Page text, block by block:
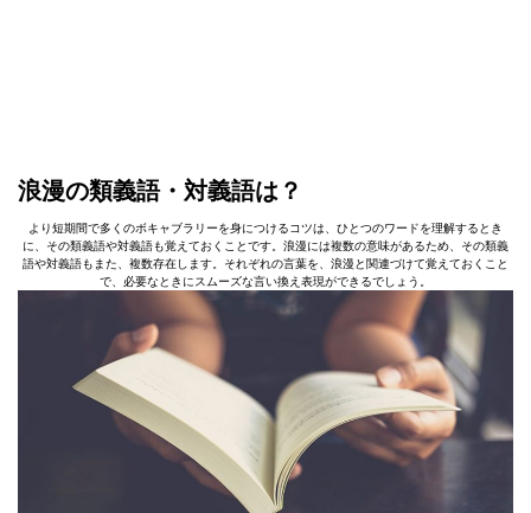
浪漫の類義語・対義語は？
より短期間で多くのボキャブラリーを身につけるコツは、ひとつのワードを理解するとき
に、その類義語や対義語も覚えておくことです。浪漫には複数の意味があるため、その類義
語や対義語もまた、複数存在します。それぞれの言葉を、浪漫と関連づけて覚えておくこと
で、必要なときにスムーズな言い換え表現ができるでしょう。